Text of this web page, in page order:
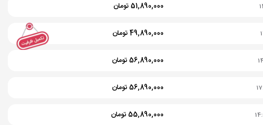
51,890,000 تومان
49,890,000 تومان
56,890,000 تومان
56,890,000 تومان
55,890,000 تومان